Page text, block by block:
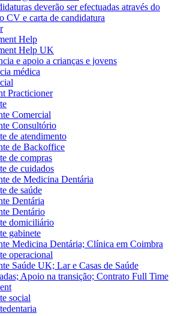
deverão ser efectuadas através do
CV e carta de candidatura
Help
Help UK
e apoio a crianças e jovens
médica
Practicioner
Comercial
Consultório
de atendimento
de Backoffice
de compras
de cuidados
de Medicina Dentária
de saúde
Dentária
Dentário
domiciliário
gabinete
Medicina Dentária; Clínica em Coimbra
operacional
Saúde UK; Lar e Casas de Saúde
Apoio na transição; Contrato Full Time
social